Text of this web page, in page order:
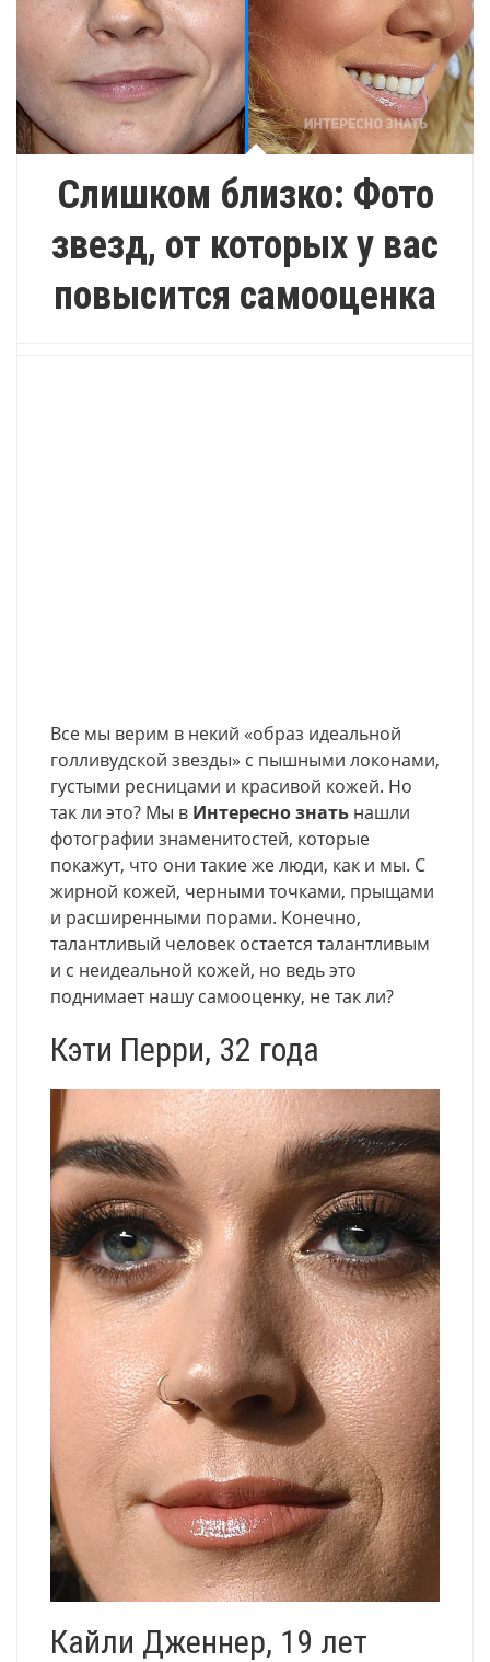
Слишком близко: Фото
звезд, от которых у вас
повысится самооценка
Все мы верим в некий «образ идеальной
голливудской звезды» с пышными локонами,
густыми ресницами и красивой кожей. Но
так ли это? Мы в Интересно знать нашли
фотографии знаменитостей, которые
покажут, что они такие же люди, как и мы. С
жирной кожей, черными точками, прыщами
и расширенными порами. Конечно,
талантливый человек остается талантливым
и с неидеальной кожей, но ведь это
поднимает нашу самооценку, не так ли?
Кэти Перри, 32 года
Кайли Дженнер, 19 лет